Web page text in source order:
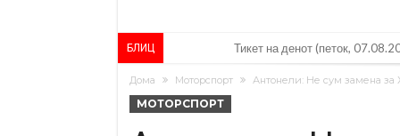
БЛИЦ Тикет на денот (петок,
Фиренца во транс од
Дома Моторспорт Антонели: Не сум замена за
МОТОРСПОРТ